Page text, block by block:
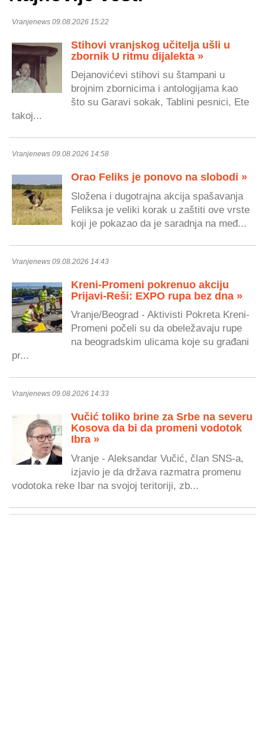
Vranjenews 09.08.2026 15:22
Stihovi vranjskog učitelja ušli u
zbornik U ritmu dijalekta »
Dejanovićevi stihovi su štampani u
brojnim zbornicima i antologijama kao
što su Garavi sokak, Tablini pesnici, Ete
takoj...
Vranjenews 09.08.2026 14:58
Orao Feliks je ponovo na slobodi »
Složena i dugotrajna akcija spašavanja
Feliksa je veliki korak u zaštiti ove vrste
koji je pokazao da je saradnja na međ...
Vranjenews 09.08.2026 14:43
Kreni-Promeni pokrenuo akciju
Prijavi-Reši: EXPO rupa bez dna »
Vranje/Beograd - Aktivisti Pokreta Kreni-
Promeni počeli su da obeležavaju rupe
na beogradskim ulicama koje su građani
pr...
Vranjenews 09.08.2026 14:33
Vučić toliko brine za Srbe na severu
Kosova da bi da promeni vodotok
Ibra »
Vranje - Aleksandar Vučić, član SNS-a,
izjavio je da država razmatra promenu
vodotoka reke Ibar na svojoj teritoriji, zb...